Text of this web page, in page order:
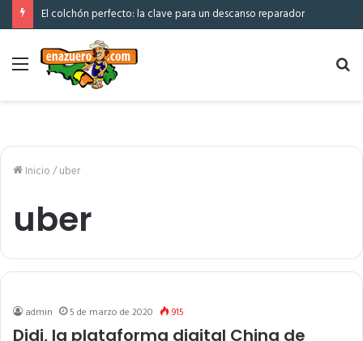
El colchón perfecto: la clave para un descanso reparador
Menú
Inicio/uber
uber
admin 5 de marzo de 2020 915
Didi, la plataforma digital China de